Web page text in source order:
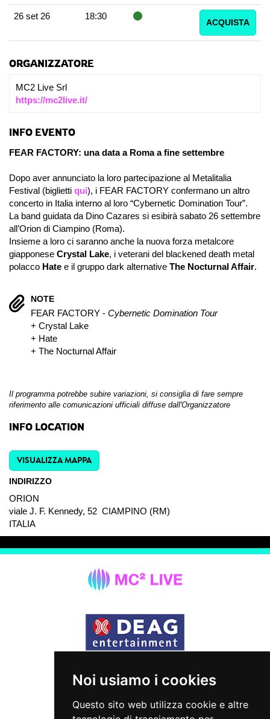
Noi usiamo i cookies
Questo sito web utilizza cookie e altre
26 set 26 18:30
ACQUISTA
ORGANIZZATORE
MC2 Live Srl
https://mc2live.it/
INFO EVENTO
FEAR FACTORY: una data a Roma a fine settembre
Dopo aver annunciato la loro partecipazione al Metalitalia
Festival (biglietti qui), i FEAR FACTORY confermano un altro
concerto in Italia interno al loro “Cybernetic Domination Tour”.
La band guidata da Dino Cazares si esibirà sabato 26 settembre
all’Orion di Ciampino (Roma).
Insieme a loro ci saranno anche la nuova forza metalcore
giapponese Crystal Lake, i veterani del blackened death metal
polacco Hate e il gruppo dark alternative The Nocturnal Affair.
NOTE
FEAR FACTORY - Cybernetic Domination Tour
+ Crystal Lake
+ Hate
+ The Nocturnal Affair
Il programma potrebbe subire variazioni, si consiglia di fare sempre
riferimento alle comunicazioni ufficiali diffuse dall'Organizzatore
INFO LOCATION
VISUALIZZA MAPPA
INDIRIZZO
ORION
viale J. F. Kennedy, 52 CIAMPINO (RM)
ITALIA
INFO
info@mc2live.it